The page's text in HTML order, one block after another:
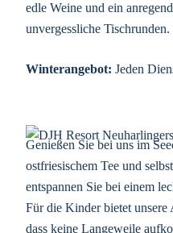
edle Weine und ein
unvergessliche Tischrunden.
Winterangebot: Jeden
Genießen Sie bei uns im
ostfriesischem Tee und
entspannen Sie bei einem
Für die Kinder bietet
dass keine Langeweile